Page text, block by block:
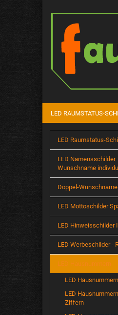
LED RAUMSTATUS-
LED Raumstatus-
LED
Wunschname
Doppel-
LED Mottoschilder
LED Hinweisschilder
LED Werbeschilder -
LED
LED
Ziffern